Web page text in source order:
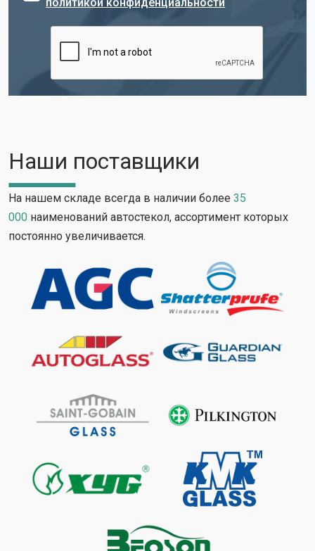
политикой конфиденциальности
Наши поставщики
На нашем складе всегда в наличии более
наименований автостекол, ассортимент которых
постоянно увеличивается.